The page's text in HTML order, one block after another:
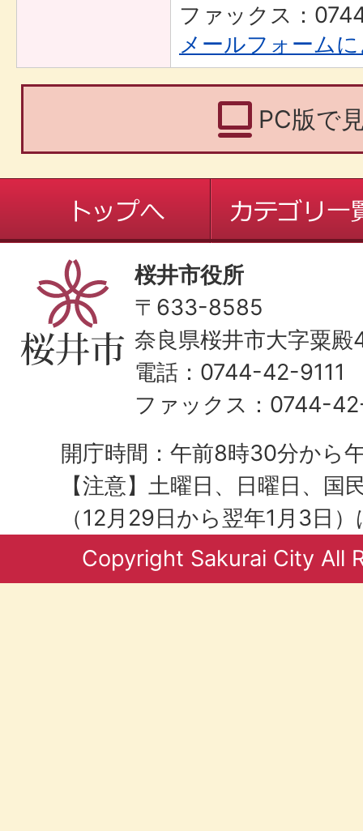
ファックス：
メールフォーム
PC版で
桜井市役所
〒633-8585
奈良県桜井市大字粟
電話：0744-42-9111
ファックス：0744-
開庁時間：午前8時30分から
【注意】土曜日、日曜日、国
（12月29日から翌年1月3日
Copyright Sakurai City All